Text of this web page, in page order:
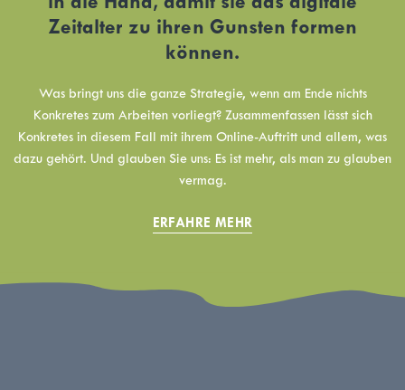
Zeitalter zu ihren Gunsten formen
können.
Was bringt uns die ganze Strategie, wenn am Ende nichts
Konkretes zum Arbeiten vorliegt? Zusammenfassen lässt sich
Konkretes in diesem Fall mit ihrem Online-Auftritt und allem, was
dazu gehört. Und glauben Sie uns: Es ist mehr, als man zu glauben
vermag.
ERFAHRE MEHR